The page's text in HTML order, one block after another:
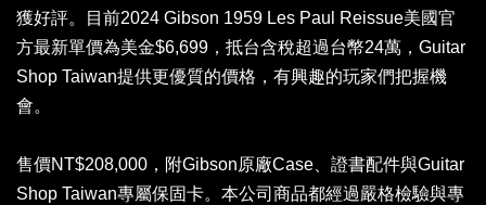
獲好評。目前2024 Gibson 1959 Les Paul Reissue美國官
方最新單價為美金$6,699，抵台含稅超過台幣24萬，Guitar
Shop Taiwan提供更優質的價格，有興趣的玩家們把握機
會。
售價NT$208,000，附Gibson原廠Case、證書配件與Guitar
Shop Taiwan專屬保固卡。本公司商品都經過嚴格檢驗與專